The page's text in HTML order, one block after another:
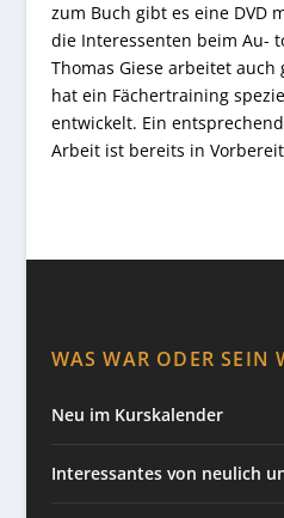
zum Buch gibt es eine DVD
die Interessenten beim Au-
Thomas Giese arbeitet
hat ein Fächertraining
entwickelt. Ein
Arbeit ist bereits in
WAS WAR ODER SEIN
Neu im Kurskalender
Interessantes von neulich